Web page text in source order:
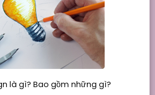
là gì? Bao gồm những gì?